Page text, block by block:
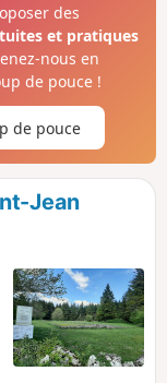
Charny avec
XIIIe siècle.
des
et pratiques
nous en
de pouce !
de pouce
Jean